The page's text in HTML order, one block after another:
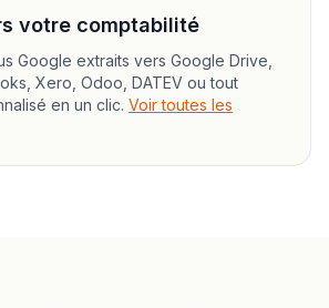
votre comptabilité
Google extraits vers Google Drive,
Xero, Odoo, DATEV ou tout
en un clic. Voir toutes les